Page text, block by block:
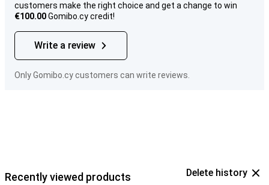
customers make the right choice and get a change to win
€100.00Gomibo.cy credit!
Write a review
Only Gomibo.cy customers can write reviews.
Recently viewed products Delete history